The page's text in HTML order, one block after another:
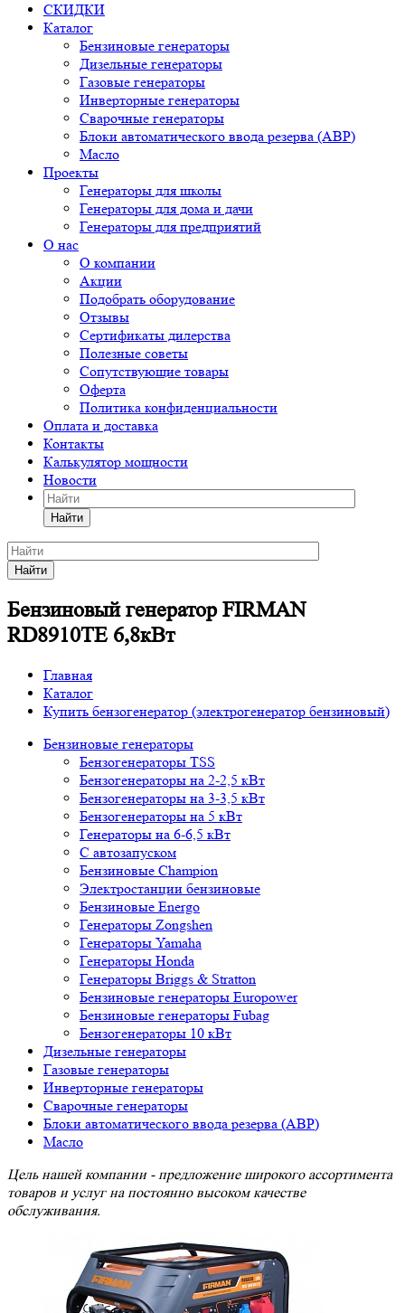
СКИДКИ
Каталог
Бензиновые генераторы
Дизельные генераторы
Газовые генераторы
Инверторные генераторы
Сварочные генераторы
Блоки автоматического ввода резерва (АВР)
Масло
Проекты
Генераторы для школы
Генераторы для дома и дачи
Генераторы для предприятий
О нас
О компании
Акции
Подобрать оборудование
Отзывы
Сертификаты дилерства
Полезные советы
Сопутствующие товары
Оферта
Политика конфиденциальности
Оплата и доставка
Контакты
Калькулятор мощности
Новости
Найти
Найти
Бензиновый генератор FIRMAN
RD8910TE 6,8кВт
Главная
Каталог
Купить бензогенератор (электрогенератор бензиновый)
Бензиновые генераторы
Бензогенераторы TSS
Бензогенераторы на 2-2,5 кВт
Бензогенераторы на 3-3,5 кВт
Бензогенераторы на 5 кВт
Генераторы на 6-6,5 кВт
С автозапуском
Бензиновые Champion
Электростанции бензиновые
Бензиновые Energo
Генераторы Zongshen
Генераторы Yamaha
Генераторы Honda
Генераторы Briggs & Stratton
Бензиновые генераторы Europower
Бензиновые генераторы Fubag
Бензогенераторы 10 кВт
Дизельные генераторы
Газовые генераторы
Инверторные генераторы
Сварочные генераторы
Блоки автоматического ввода резерва (АВР)
Масло
Цель нашей компании - предложение широкого ассортимента
товаров и услуг на постоянно высоком качестве
обслуживания.